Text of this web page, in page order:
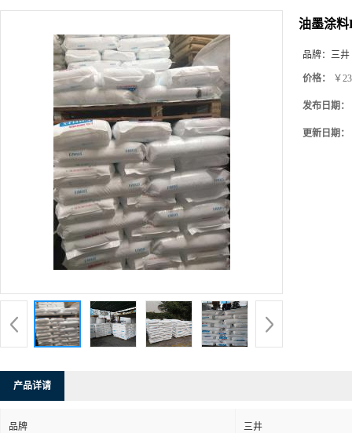
油墨涂料
品牌： 三井
价格： ￥
发布日期：
更新日期：
产品详请
品牌 三井